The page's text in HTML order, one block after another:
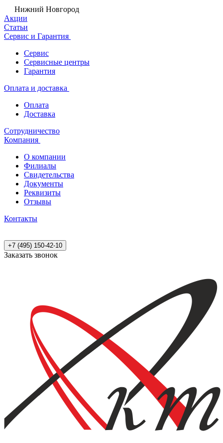
Нижний Новгород
Акции
Статьи
Сервис и Гарантия
Сервис
Сервисные центры
Гарантия
Оплата и доставка
Оплата
Доставка
Сотрудничество
Компания
О компании
Филиалы
Свидетельства
Документы
Реквизиты
Отзывы
Контакты
+7 (495) 150-42-10
Заказать звонок